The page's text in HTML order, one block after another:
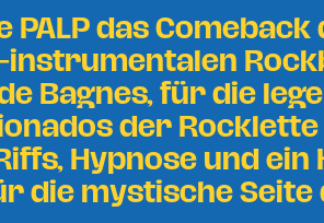
das
Bagnes, für die
der
Hypnose und ein
die mystische Seite